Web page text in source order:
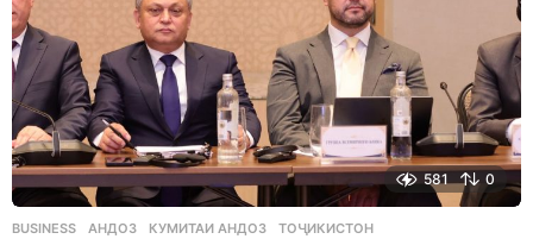
581 0
BUSINESS АНДОЗ ,КУМИТАИ АНДОЗ ,ТОҶИКИСТОН